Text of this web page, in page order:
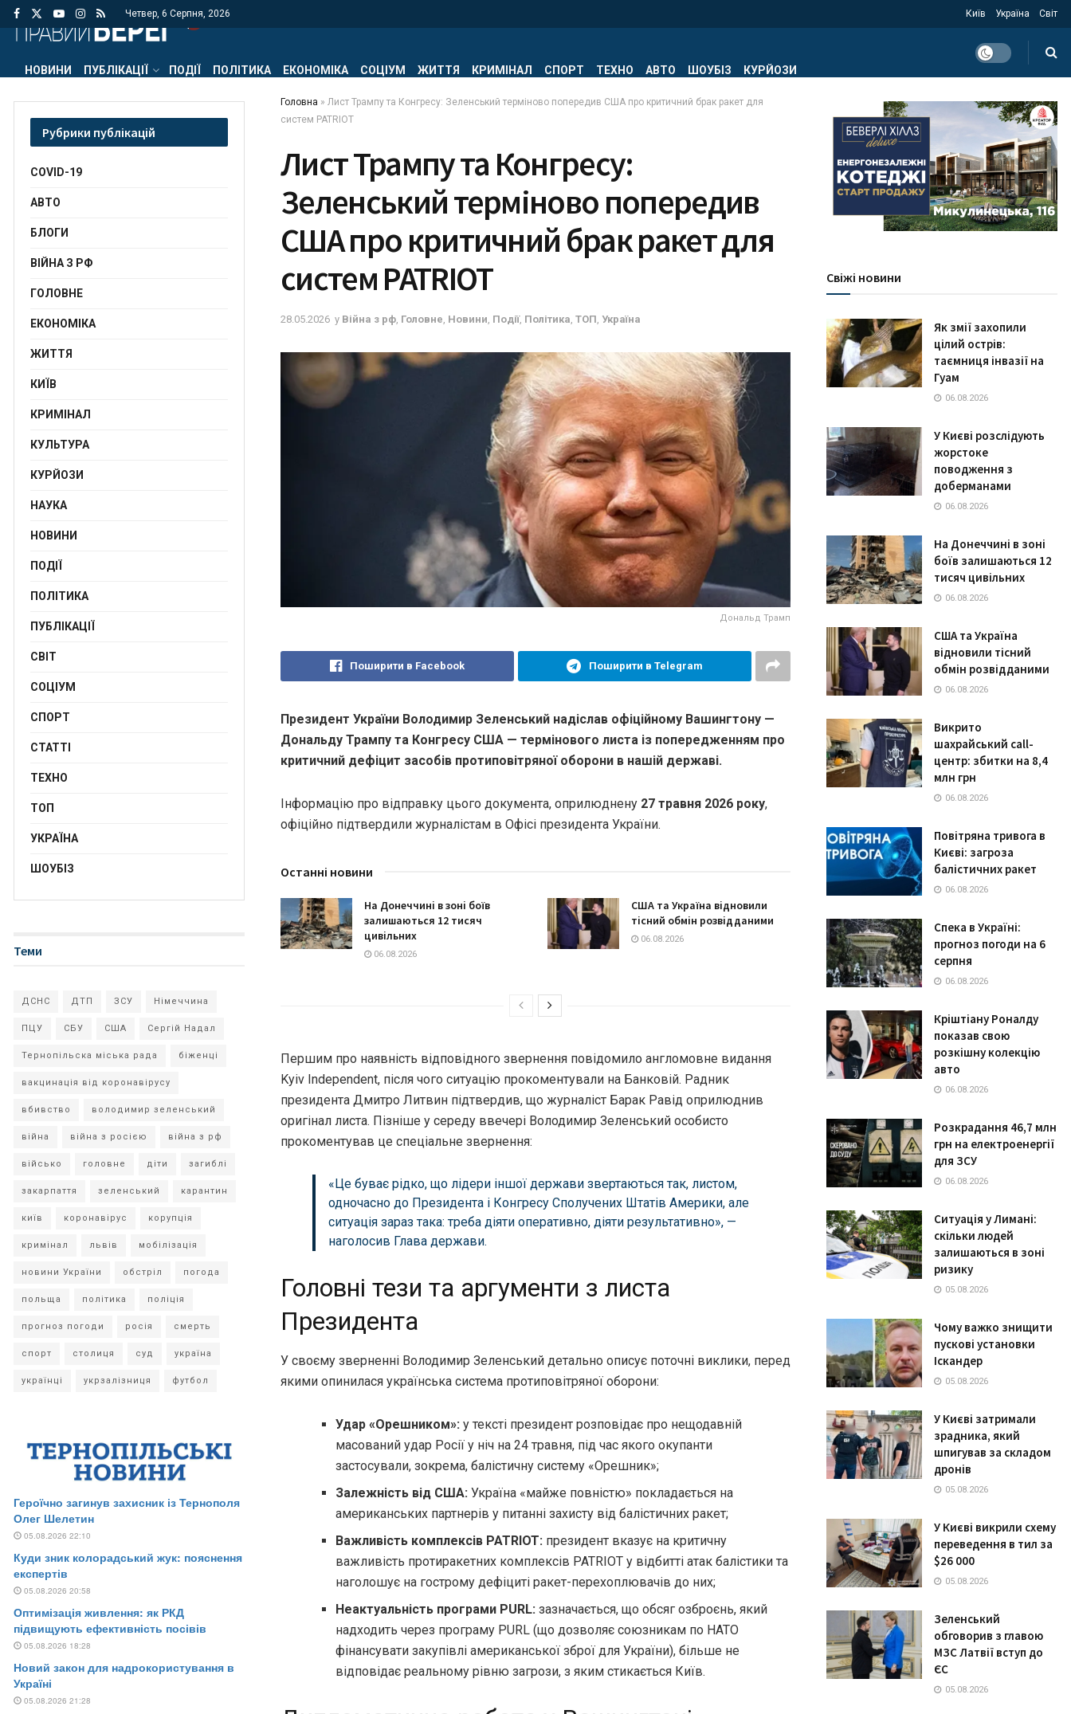
Четвер, 6 Серпня, 2026 Київ Україна Світ
НОВИНИ ПУБЛІКАЦІЇ ПОДІЇ ПОЛІТИКА ЕКОНОМІКА СОЦІУМ ЖИТТЯ КРИМІНАЛ СПОРТ ТЕХНО АВТО ШОУБІЗ КУРЙОЗИ
Головна » Лист Трампу та Конгресу: Зеленський терміново попередив США про критичний брак ракет для
систем PATRIOT
Лист Трампу та Конгресу:
Зеленський терміново попередив
США про критичний брак ракет для
систем PATRIOT
28.05.2026 у Війна з рф Головне Новини Події, Політика ТОП Україна
Дональд Трамп
Поширити в Facebook Поширити в Telegram
Президент України Володимир Зеленський надіслав офіційному Вашингтону —
Дональду Трампу та Конгресу США — термінового листа із попередженням про
критичний дефіцит засобів протиповітряної оборони в нашій державі.
Інформацію про відправку цього документа, оприлюднену 27 травня 2026 року,
офіційно підтвердили журналістам в Офісі президента України.
Останні новини
На Донеччині в зоні боїв
залишаються 12 тисяч
цивільних
06.08.2026
США та Україна відновили
тісний обмін розвідданими
06.08.2026
Першим про наявність відповідного звернення повідомило англомовне видання
Kyiv Independent, після чого ситуацію прокоментували на Банковій. Радник
президента Дмитро Литвин підтвердив, що журналіст Барак Равід оприлюднив
оригінал листа. Пізніше у середу ввечері Володимир Зеленський особисто
прокоментував це спеціальне звернення:
«Це буває рідко, що лідери іншої держави звертаються так, листом,
одночасно до Президента і Конгресу Сполучених Штатів Америки, але
ситуація зараз така: треба діяти оперативно, діяти результативно», —
наголосив Глава держави.
Головні тези та аргументи з листа
Президента
У своєму зверненні Володимир Зеленський детально описує поточні виклики, перед
якими опинилася українська система протиповітряної оборони:
Удар «Орешником»:у тексті президент розповідає про нещодавній
масований удар Росії у ніч на 24 травня, під час якого окупанти
застосували, зокрема, балістичну систему «Орешник»;
Залежність від США:Україна «майже повністю» покладається на
американських партнерів у питанні захисту від балістичних ракет;
Важливість комплексів PATRIOT:президент вказує на критичну
важливість протиракетних комплексів PATRIOT у відбитті атак балістики та
наголошує на гострому дефіциті ракет-перехоплювачів до них;
Неактуальність програми PURL:зазначається, що обсяг озброєнь, який
надходить через програму PURL (що дозволяє союзникам по НАТО
фінансувати закупівлі американської зброї для України), більше не
відповідає реальному рівню загрози, з яким стикається Київ.
Рубрики публікацій
COVID-19
АВТО
БЛОГИ
ВІЙНА З РФ
ГОЛОВНЕ
ЕКОНОМІКА
ЖИТТЯ
КИЇВ
КРИМІНАЛ
КУЛЬТУРА
КУРЙОЗИ
НАУКА
НОВИНИ
ПОДІЇ
ПОЛІТИКА
ПУБЛІКАЦІЇ
СВІТ
СОЦІУМ
СПОРТ
СТАТТІ
ТЕХНО
ТОП
УКРАЇНА
ШОУБІЗ
Теми
ДСНС ДТП ЗСУ Німеччина
ПЦУ СБУ США Сергій Надал
Тернопільска міська рада біженці
вакцинація від коронавірусу
вбивство володимир зеленський
війна війна з росією війна з рф
військо головне діти загиблі
закарпаття зеленський карантин
київ коронавірус корупція
кримінал львів мобілізація
новини України обстріл погода
польща політика поліція
прогноз погоди росія смерть
спорт столиця суд україна
українці укрзалізниця футбол
Свіжі новини
Як змії захопили
цілий острів:
таємниця інвазії на
Гуам
06.08.2026
У Києві розслідують
жорстоке
поводження з
доберманами
06.08.2026
На Донеччині в зоні
боїв залишаються 12
тисяч цивільних
06.08.2026
США та Україна
відновили тісний
обмін розвідданими
06.08.2026
Викрито
шахрайський call-
центр: збитки на 8,4
млн грн
06.08.2026
Повітряна тривога в
Києві: загроза
балістичних ракет
06.08.2026
Спека в Україні:
прогноз погоди на 6
серпня
06.08.2026
Кріштіану Роналду
показав свою
розкішну колекцію
авто
06.08.2026
Розкрадання 46,7 млн
грн на електроенергії
для ЗСУ
06.08.2026
Ситуація у Лимані:
скільки людей
залишаються в зоні
ризику
05.08.2026
Чому важко знищити
пускові установки
Іскандер
05.08.2026
У Києві затримали
зрадника, який
шпигував за складом
дронів
05.08.2026
У Києві викрили схему
переведення в тил за
$26 000
05.08.2026
Зеленський
обговорив з главою
МЗС Латвії вступ до
ЄС
05.08.2026